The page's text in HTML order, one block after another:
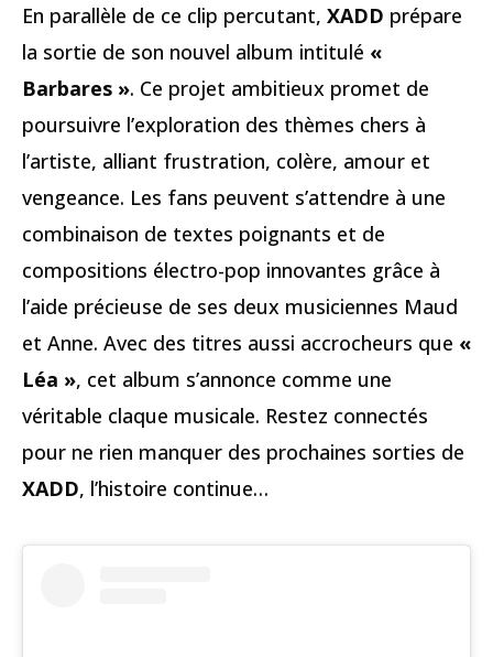
En parallèle de ce clip percutant, XADD prépare
la sortie de son nouvel album intitulé «
Barbares ». Ce projet ambitieux promet de
poursuivre l’exploration des thèmes chers à
l’artiste, alliant frustration, colère, amour et
vengeance. Les fans peuvent s’attendre à une
combinaison de textes poignants et de
compositions électro-pop innovantes grâce à
l’aide précieuse de ses deux musiciennes Maud
et Anne. Avec des titres aussi accrocheurs que «
Léa », cet album s’annonce comme une
véritable claque musicale. Restez connectés
pour ne rien manquer des prochaines sorties de
XADD, l’histoire continue…